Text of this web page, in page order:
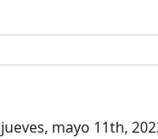
jueves, mayo 11th,